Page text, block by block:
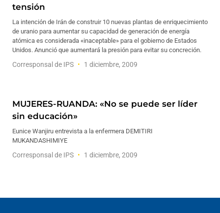
tensión
La intención de Irán de construir 10 nuevas plantas de enriquecimiento
de uranio para aumentar su capacidad de generación de energía
atómica es considerada «inaceptable» para el gobierno de Estados
Unidos. Anunció que aumentará la presión para evitar su concreción.
Corresponsal de IPS 1 diciembre, 2009
MUJERES-RUANDA: «No se puede ser líder
sin educación»
Eunice Wanjiru entrevista a la enfermera DEMITIRI
MUKANDASHIMIYE
Corresponsal de IPS 1 diciembre, 2009